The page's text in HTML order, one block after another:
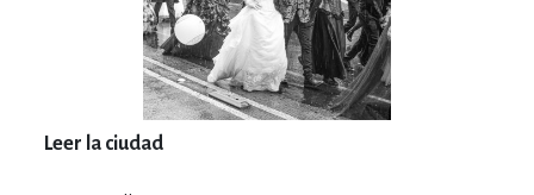
Leer la ciudad